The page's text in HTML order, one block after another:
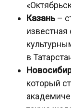
Казань –
известная
в
который